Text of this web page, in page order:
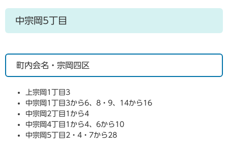
中宗岡5丁目
町内会名・宗岡四区
上宗岡1丁目3
中宗岡1丁目3から6、8・9、14から16
中宗岡2丁目1から4
中宗岡4丁目1から4、6から10
中宗岡5丁目2・4・7から28